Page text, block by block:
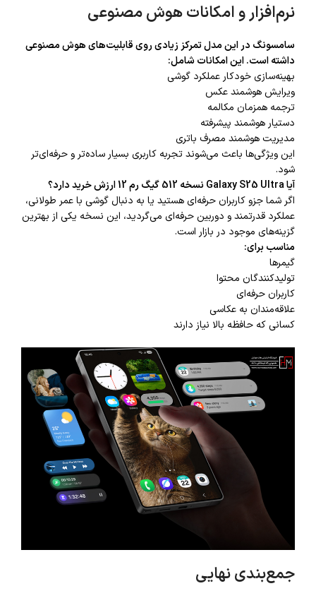
نرم‌افزار و امکانات هوش مصنوعی
سامسونگ در این مدل تمرکز زیادی روی قابلیت‌های هوش مصنوعی
داشته است. این امکانات شامل:
بهینه‌سازی خودکار عملکرد گوشی
ویرایش هوشمند عکس
ترجمه همزمان مکالمه
دستیار هوشمند پیشرفته
مدیریت هوشمند مصرف باتری
این ویژگی‌ها باعث می‌شوند تجربه کاربری بسیار ساده‌تر و حرفه‌ای‌تر
شود.
آیا Galaxy S25 Ultra نسخه 512 گیگ رم 12 ارزش خرید دارد؟
اگر شما جزو کاربران حرفه‌ای هستید یا به دنبال گوشی با عمر طولانی،
عملکرد قدرتمند و دوربین حرفه‌ای می‌گردید، این نسخه یکی از بهترین
گزینه‌های موجود در بازار است.
مناسب برای:
گیمرها
تولیدکنندگان محتوا
کاربران حرفه‌ای
علاقه‌مندان به عکاسی
کسانی که حافظه بالا نیاز دارند
جمع‌بندی نهایی